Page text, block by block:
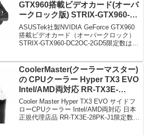
GTX960搭載ビデオカード(オーバ
ークロック版) STRIX-GTX960-
DC2OC-2GD5 がタイムセールで
26,200円！
ASUSTek社製NVIDIA GeForce GTX960
搭載ビデオカード（オーバークロック）
STRIX-GTX960-DC2OC-2GD5限定数は40
CoolerMaster(クーラーマスター)
の CPUクーラー Hyper TX3 EVO
Intel/AMD両対応 RR-TX3E-
28PK-J1 がタイムセールで2,650
円！
Cooler Master Hyper TX3 EVO サイドフ
ローCPUクーラー Intel/AMD両対応 日本
正規代理店品 RR-TX3E-28PK-J1限定数は